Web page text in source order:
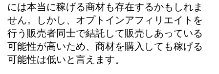
には本当に稼げる商材も存在するかもしれま
せん。しかし、オプトインアフィリエイトを
行う販売者同士で結託して販売しあっている
可能性が高いため、商材を購入しても稼げる
可能性は低いと言えます。